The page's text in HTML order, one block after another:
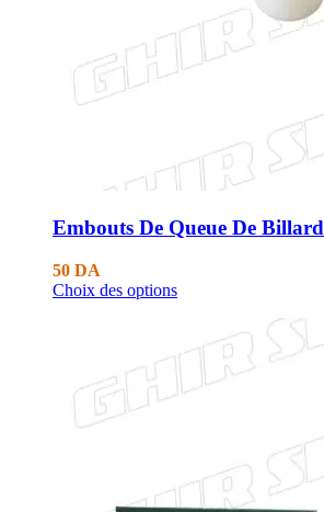
Embouts De Queue De Billard
50 DA
Choix des options